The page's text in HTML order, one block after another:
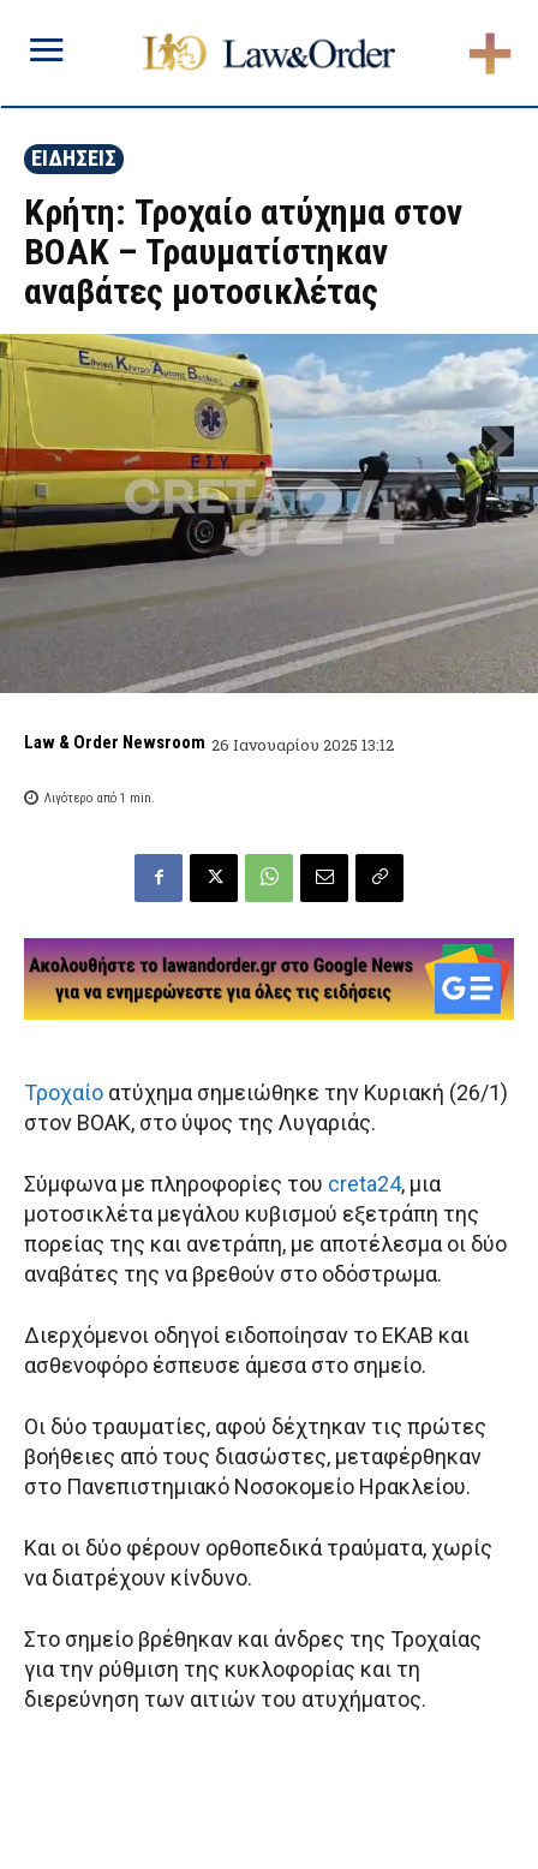
ΕΙΔΗΣΕΙΣ
Κρήτη: Τροχαίο ατύχημα στον
ΒΟΑΚ – Τραυματίστηκαν
αναβάτες μοτοσικλέτας
Law & Order Newsroom 26 Ιανουαρίου 2025 13:12
Λιγότερο από 1 min.
Τροχαίο ατύχημα σημειώθηκε την Κυριακή (26/1)
στον ΒΟΑΚ, στο ύψος της Λυγαριάς.
Σύμφωνα με πληροφορίες του creta24, μια
μοτοσικλέτα μεγάλου κυβισμού εξετράπη της
πορείας της και ανετράπη, με αποτέλεσμα οι δύο
αναβάτες της να βρεθούν στο οδόστρωμα.
Διερχόμενοι οδηγοί ειδοποίησαν το ΕΚΑΒ και
ασθενοφόρο έσπευσε άμεσα στο σημείο.
Οι δύο τραυματίες, αφού δέχτηκαν τις πρώτες
βοήθειες από τους διασώστες, μεταφέρθηκαν
στο Πανεπιστημιακό Νοσοκομείο Ηρακλείου.
Και οι δύο φέρουν ορθοπεδικά τραύματα, χωρίς
να διατρέχουν κίνδυνο.
Στο σημείο βρέθηκαν και άνδρες της Τροχαίας
για την ρύθμιση της κυκλοφορίας και τη
διερεύνηση των αιτιών του ατυχήματος.